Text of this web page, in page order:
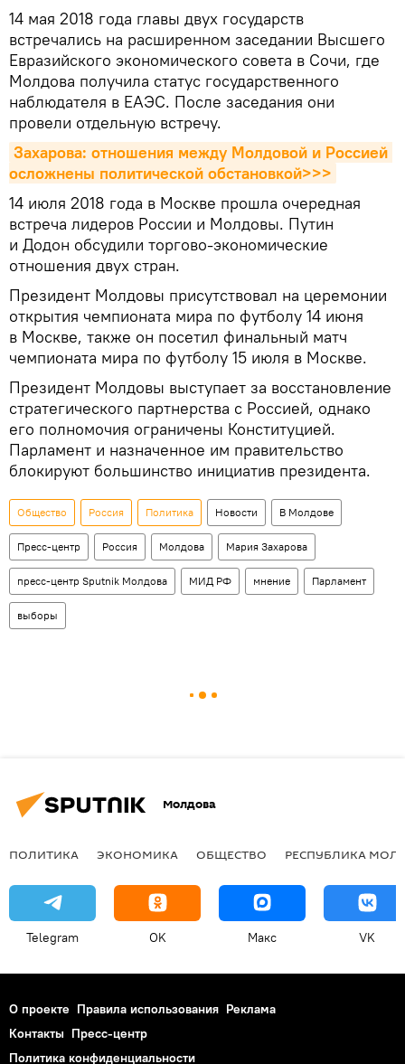
14 мая 2018 года главы двух государств
встречались на расширенном заседании Высшего
Евразийского экономического совета в Сочи, где
Молдова получила статус государственного
наблюдателя в ЕАЭС. После заседания они
провели отдельную встречу.
Захарова: отношения между Молдовой и Россией
осложнены политической обстановкой>>>
14 июля 2018 года в Москве прошла очередная
встреча лидеров России и Молдовы. Путин
и Додон обсудили торгово-экономические
отношения двух стран.
Президент Молдовы присутствовал на церемонии
открытия чемпионата мира по футболу 14 июня
в Москве, также он посетил финальный матч
чемпионата мира по футболу 15 июля в Москве.
Президент Молдовы выступает за восстановление
стратегического партнерства с Россией, однако
его полномочия ограничены Конституцией.
Парламент и назначенное им правительство
блокируют большинство инициатив президента.
Общество Россия Политика Новости В Молдове
Пресс-центр Россия Молдова Мария Захарова
пресс-центр Sputnik Молдова МИД РФ мнение Парламент
выборы
Молдова
ПОЛИТИКА ЭКОНОМИКА ОБЩЕСТВО РЕСПУБЛИКА
Telegram OK Макс VK
О проекте Правила использования Реклама
Контакты Пресс-центр
Политика конфиденциальности